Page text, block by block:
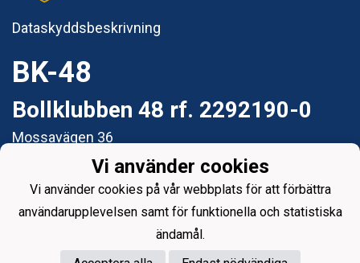
Dataskyddsbeskrivning
BK-48
Bollklubben 48 rf. 2292190-0
Mossavägen 36
e-post: styrelsen@bk48.fi
Vi använder cookies
Vi använder cookies på vår webbplats för att förbättra
användarupplevelsen samt för funktionella och statistiska
ändamål.